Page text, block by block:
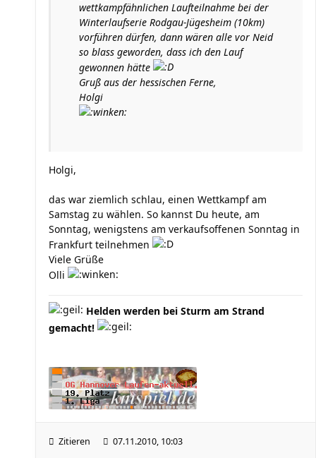
wettkampfähnlichen Laufteilnahme bei der
Winterlaufserie Rodgau-Jügesheim (10km)
vorführen dürfen, dann wären alle vor Neid
so blass geworden, dass ich den Lauf
gewonnen hätte
Gruß aus der hessischen Ferne,
Holgi
Holgi,
das war ziemlich schlau, einen Wettkampf am
Samstag zu wählen. So kannst Du heute, am
Sonntag, wenigstens am verkaufsoffenen Sonntag in
Frankfurt teilnehmen
Viele Grüße
Olli
Helden werden bei Sturm am Strand
gemacht!
Zitieren 07.11.2010, 10:03